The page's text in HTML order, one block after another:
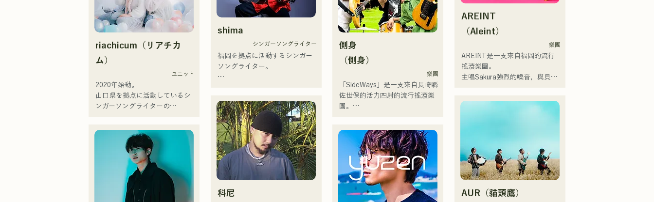
riachicum（リアチカ
ム）
ユニット
2020年始動。
山口県を拠点に活動しているシ
ンガーソングライターの
コロナ禍に入り、音楽で山口県
を盛り上げたいという思いから
ユニットを始動。
当初は動画配信サイトでの活動
のみだったが、2020年12月よ
り、山口県の地元イベントやラ
shima
シンガーソングライター
福岡を拠点に活動するシンガー
ソングライター。
トの力強さとバラードの繊細さ
を併せ持つ楽曲を届けている。
コンセプトは、「等身大のまま
で。僕とあなたのための音楽
を。」気持ちが落ち込んだ時
や、心が沈んでしまう時こそ聴
自分自身も迷いや葛藤を抱える
科尼
單曲《Zatsuni Tamede》，正式
出道。
聲、伴奏和樂隊編曲。
Zigzaguzu樂團的CHOYO（鍵盤/
吉他）、前meow樂團的
Taisei（鼓手）、the perfect me
樂團的Yuya Suehiro（吉他）以
的支持。
【新單曲】
她們的新歌《The World is
Love》將於2025年6月25日發
行。
側身
（側身）
樂團
「SideWays」是一支來自長崎縣
佐世保的活力四射的流行搖滾樂
團。
EP《夢戰夜》，並開啟了全國巡
迴演出。
來聽聽他們根據小說改編的充滿
樂趣又略帶憂鬱的歌曲吧！
界的有名なオーディション番組
「ブリテンズゴットタレント」
デンブザーを獲得し、その後ス
ペインのゴットタレントでもゴ
ールデンブザーを獲得した、ノ
ボせもんなべの応援歌「ゴール
時代の心友とコライトした本格
フルアルバム「ONE BIG
FAMILY」を2025.12.31にリリ
ースし、iTunesカントリーアル
バムで初登場5位、その後3位を
獲得。
日本テレビ「笑ってこらえ
AREINT
（Aleint）
樂團
AREINT是一支來自福岡的流行
搖滾樂團。
主唱Sakura強烈的嗓音，與貝斯
被選為「KBC Radio Hawks Live
2024」的片頭曲。
AUR（貓頭鷹）